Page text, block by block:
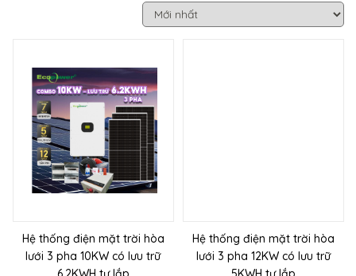
Hệ thống điện mặt trời hòa
lưới 3 pha 10KW có lưu trữ
Hệ thống điện mặt trời hòa
lưới 3 pha 12KW có lưu trữ